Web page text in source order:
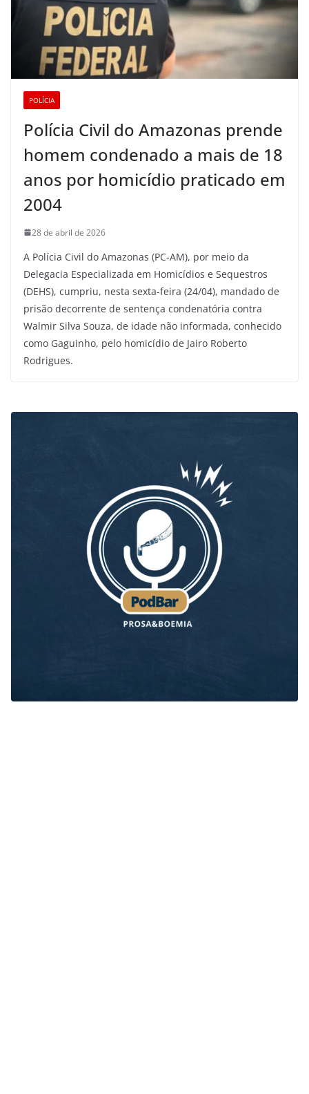
POLÍCIA
Polícia Civil do Amazonas prende
homem condenado a mais de 18
anos por homicídio praticado em
2004
28 de abril de 2026
A Polícia Civil do Amazonas (PC-AM), por meio da
Delegacia Especializada em Homicídios e Sequestros
(DEHS), cumpriu, nesta sexta-feira (24/04), mandado de
prisão decorrente de sentença condenatória contra
Walmir Silva Souza, de idade não informada, conhecido
como Gaguinho, pelo homicídio de Jairo Roberto
Rodrigues.